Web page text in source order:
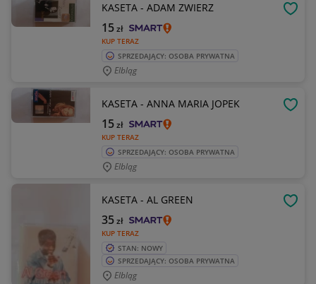
KASETA - ADAM ZWIERZ
KUP TERAZ
15zł
SPRZEDAJĄCY: OSOBA PRYWATNA
Elbląg
KASETA - ANNA MARIA JOPEK
KUP TERAZ
15zł
SPRZEDAJĄCY: OSOBA PRYWATNA
Elbląg
KASETA - AL GREEN
KUP TERAZ
35zł
STAN: NOWY
SPRZEDAJĄCY: OSOBA PRYWATNA
Elbląg